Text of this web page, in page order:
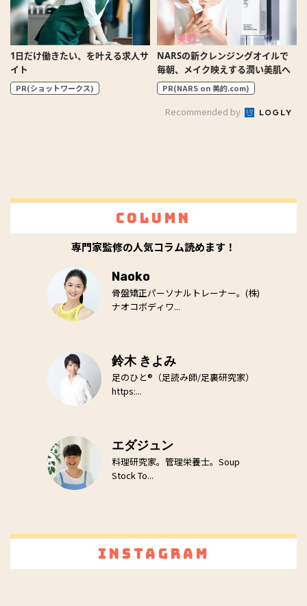
1日だけ働きたい、を叶える求人サ
イト
PR(ショットワークス)
NARSの新クレンジングオイルで
毎朝、メイク映えする潤い美肌へ
PR(NARS on 美的.com)
Recommended by
Column
専門家監修の人気コラム読めます！
Naoko
骨盤矯正パーソナルトレーナー。(株)
ナオコボディワ...
鈴木 きよみ
足のひと®（足読み師/足裏研究家）
https:...
エダジュン
料理研究家。管理栄養士。Soup
Stock To...
Instagram